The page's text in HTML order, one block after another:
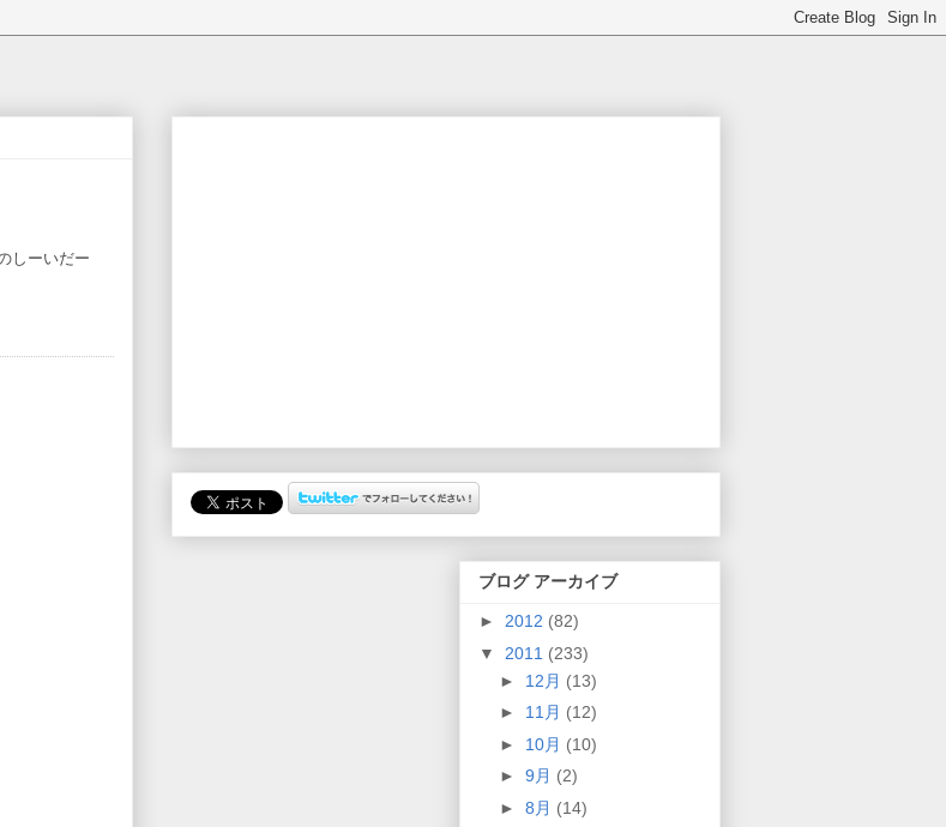
しーいだー
ブログ アーカイブ
► 2012 (82)
▼ 2011 (233)
► 12月 (13)
► 11月 (12)
► 10月 (10)
► 9月 (2)
► 8月 (14)